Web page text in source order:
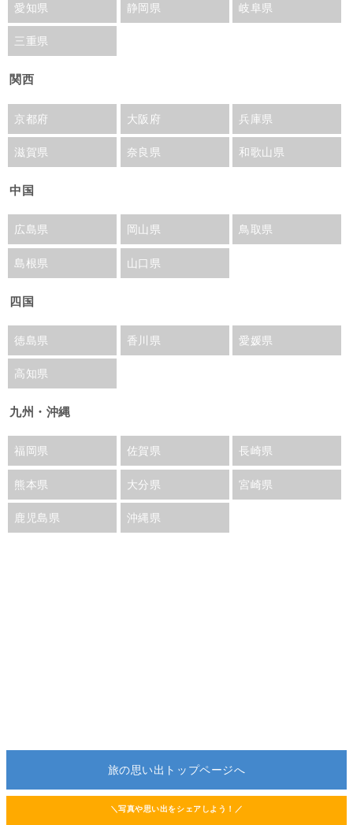
愛知県 静岡県 岐阜県
三重県
関西
京都府 大阪府 兵庫県
滋賀県 奈良県 和歌山県
中国
広島県 岡山県 鳥取県
島根県 山口県
四国
徳島県 香川県 愛媛県
高知県
九州・沖縄
福岡県 佐賀県 長崎県
熊本県 大分県 宮崎県
鹿児島県 沖縄県
旅の思い出トップページへ
＼写真や思い出をシェアしよう！／